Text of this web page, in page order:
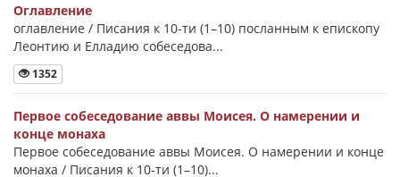
Оглавление
оглавление / Писания к 10-ти (1–10) посланным к епископу
Леонтию и Елладию собеседова...
1352
Первое собеседование аввы Моисея. О намерении и
конце монаха
Первое собеседование аввы Моисея. О намерении и конце
монаха / Писания к 10-ти (1–10)...